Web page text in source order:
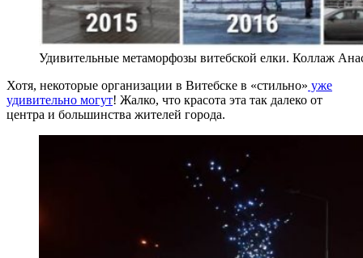
Удивительные метаморфозы витебской елки. Коллаж
Хотя, некоторые организации в Витебске в «стильно» уже
удивительно могут! Жалко, что красота эта так далеко от
центра и большинства жителей города.